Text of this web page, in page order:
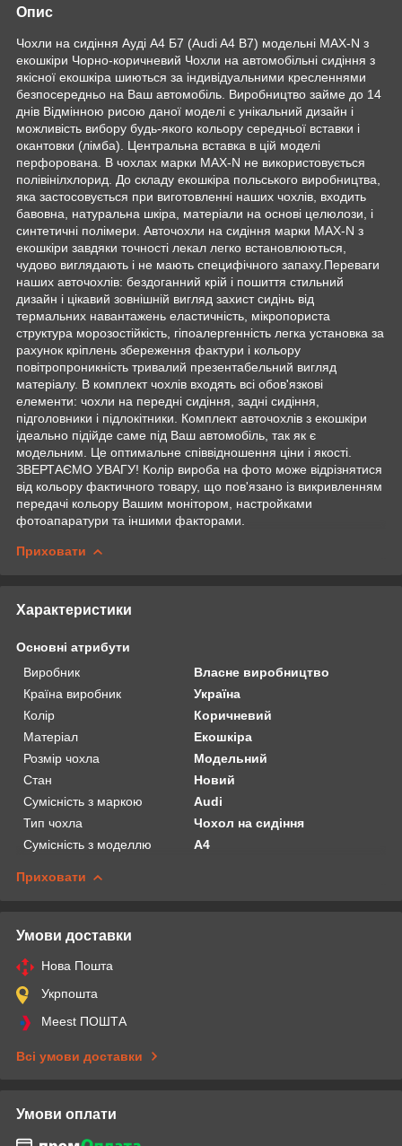
Опис
Чохли на сидіння Ауді А4 Б7 (Audi A4 B7) модельні MAX-N з
екошкіри Чорно-коричневий Чохли на автомобільні сидіння з
якісної екошкіра шиються за індивідуальними кресленнями
безпосередньо на Ваш автомобіль. Виробництво займе до 14
днів Відмінною рисою даної моделі є унікальний дизайн і
можливість вибору будь-якого кольору середньої вставки і
окантовки (лімба). Центральна вставка в цій моделі
перфорована. В чохлах марки MAX-N не використовується
полівінілхлорид. До складу екошкіра польського виробництва,
яка застосовується при виготовленні наших чохлів, входить
бавовна, натуральна шкіра, матеріали на основі целюлози, і
синтетичні полімери. Авточохли на сидіння марки MAX-N з
екошкіри завдяки точності лекал легко встановлюються,
чудово виглядають і не мають специфічного запаху.Переваги
наших авточохлів: бездоганний крій і пошиття стильний
дизайн і цікавий зовнішній вигляд захист сидінь від
термальних навантажень еластичність, мікропориста
структура морозостійкість, гіпоалергенність легка установка за
рахунок кріплень збереження фактури і кольору
повітропроникність тривалий презентабельний вигляд
матеріалу. В комплект чохлів входять всі обов'язкові
елементи: чохли на передні сидіння, задні сидіння,
підголовники і підлокітники. Комплект авточохлів з екошкіри
ідеально підійде саме під Ваш автомобіль, так як є
модельним. Це оптимальне співвідношення ціни і якості.
ЗВЕРТАЄМО УВАГУ! Колір вироба на фото може відрізнятися
від кольору фактичного товару, що пов'язано із викривленням
передачі кольору Вашим монітором, настройками
фотоапаратури та іншими факторами.
Приховати
Характеристики
Основні атрибути
Виробник
Власне виробництво
Країна виробник
Україна
Колір
Коричневий
Матеріал
Екошкіра
Розмір чохла
Модельний
Стан
Новий
Сумісність з маркою
Audi
Тип чохла
Чохол на сидіння
Сумісність з моделлю
A4
Приховати
Умови доставки
Нова Пошта
Укрпошта
Meest ПОШТА
Всі умови доставки
Умови оплати